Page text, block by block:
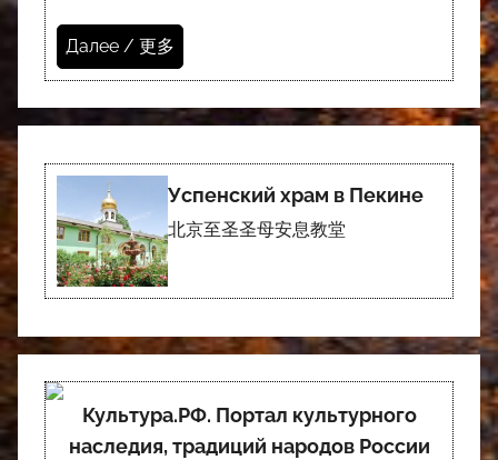
Далее / 更多
Успенский храм в Пекине
北京至圣圣母安息教堂
Культура.РФ. Портал культурного
наследия, традиций народов России